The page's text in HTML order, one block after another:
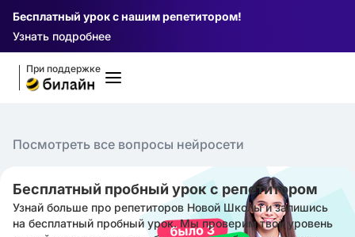
Бесплатный урок с нашим репетитором!
Узнать подробнее
При поддержке
Посмотреть все вопросы нейросети
Бесплатный пробный урок с репетитором
Узнай больше про репетиторов Новой Школы и запишись
на бесплатный пробный урок. Мы проверим твой уровень